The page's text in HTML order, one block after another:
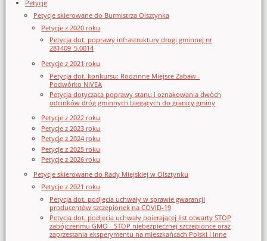
Petycje
Petycje skierowane do Burmistrza Olsztynka
Petycje z 2020 roku
Petycja dot. poprawy infrastruktury drogi gminnej nr
281409_5.0014
Petycje z 2021 roku
Petycja dot. konkursu: Rodzinne Miejsce Zabaw -
Podwórko NIVEA
Petycja dotycząca poprawy stanu i oznakowania dwóch
odcinków dróg gminnych biegących do granicy gminy
Petycje z 2022 roku
Petycje z 2023 roku
Petycje z 2024 roku
Petycje z 2025 roku
Petycje z 2026 roku
Petycje skierowane do Rady Miejskiej w Olsztynku
Petycje z 2021 roku
Petycja dot. podjęcia uchwały w sprawie gwarancji
producentów szczepionek na COVID-19
Petycja dot. podjęcia uchwały poierającej list otwarty STOP
zabójczenmu GMO - STOP niebezpiecznej szczepionce oraz
zaprzestania eksperymentu na mieszkańcach Polski i inne